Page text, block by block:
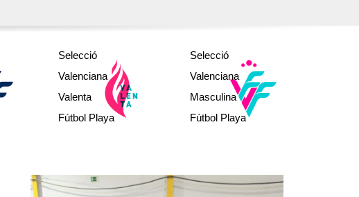
Selecció
Valenciana
Valenta
Fútbol Playa
Selecció
Valenciana
Masculina
Fútbol Playa